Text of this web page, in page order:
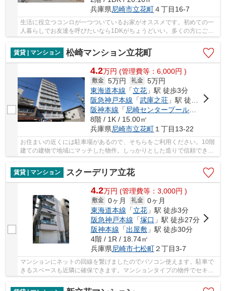
兵庫県尼崎市立花町４丁目16-7
生活に役立つコンロが一つついているお家がオススメです。初めての一
人暮らしでお友達を呼びたいなら1DKがちょうどいい。多くの方にご好
賃貸 | マンション
松崎マンション立花町
4.2万円 (管理費等：6,000円 )
敷金 5万円 礼金 5万円
東海道本線 「立花 」駅 徒歩3分
阪急神戸本線 「武庫之荘 」駅 徒歩25分
阪神本線 「 尼崎センタープール前
8階 / 1K / 15.00㎡
兵庫県尼崎市立花町 １丁目13-22
お住まいの近くには駐車場があるので、そちらをご利用ください。10階
建ての建物で地域にマッチした物件。しっかりとした造りで信頼できる
中古物件。安心と信頼のマンションタイプの物...
賃貸 | マンション
スクーデリア立花
4.2万円 (管理費等：3,000円 )
敷金 0ヶ月 礼金 0ヶ月
東海道本線 「立花」駅 徒歩3分
阪急神戸本線 「塚口 」駅 徒歩27分
阪神本線 「出屋敷」駅 徒歩30分
4階 / 1R / 18.74㎡
兵庫県尼崎市七松町２丁目3-7
マンションにネットの回線を繋げましたのでパソコン使えます。駐車で
きるスペースも近隣に確保できます。マンションタイプの物件でセキュ
リティ面も充実してます。畳よりも傷がつきに...